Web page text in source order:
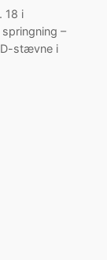
18 i
–
D-stævne i